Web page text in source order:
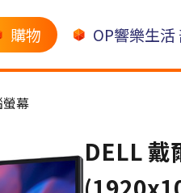
購物 OP響樂生活
幕
DELL 戴